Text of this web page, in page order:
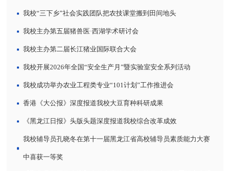
我校“三下乡”社会实践团队把农技课堂搬到田间地头
我校主办第五届猪兽医·西湖学术研讨会
我校主办第二届长江猪业国际联合大会
我校开展2026年全国“安全生产月”暨实验室安全系列活动
我校成功举办农业工程类专业“101计划”工作推进会
香港《大公报》深度报道我校大豆育种科研成果
《黑龙江日报》头版头题深度报道我校综合改革成效
我校辅导员孔晓冬在第十一届黑龙江省高校辅导员素质能力大赛
中喜获一等奖